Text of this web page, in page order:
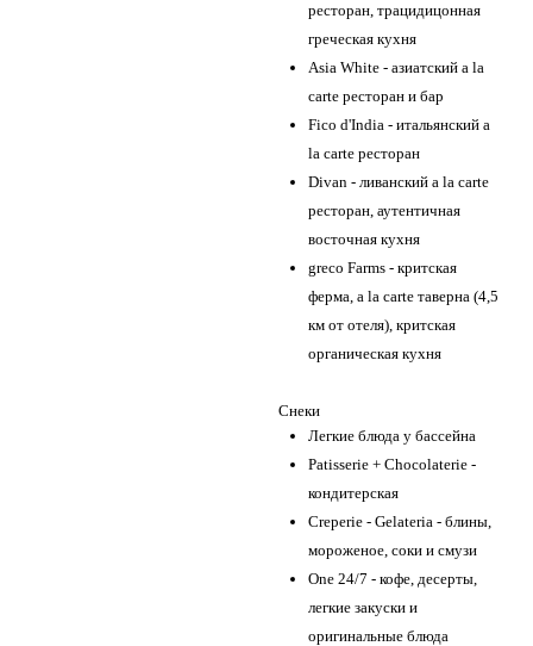
ресторан, трацидицонная
греческая кухня
Asia White - азиатский a la
carte ресторан и бар
Fico d'India - итальянский a
la carte ресторан
Divan - ливанский a la carte
ресторан, аутентичная
восточная кухня
greco Farms - критская
ферма, a la carte таверна (4,5
км от отеля), критская
органическая кухня
Снеки
Легкие блюда у бассейна
Patisserie + Chocolaterie -
кондитерская
Creperie - Gelateria - блины,
мороженое, соки и смузи
One 24/7 - кофе, десерты,
легкие закуски и
оригинальные блюда